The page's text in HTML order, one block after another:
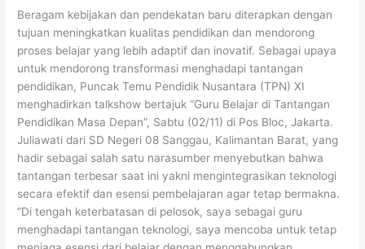
Beragam kebijakan dan pendekatan baru diterapkan dengan
tujuan meningkatkan kualitas pendidikan dan mendorong
proses belajar yang lebih adaptif dan inovatif. Sebagai upaya
untuk mendorong transformasi menghadapi tantangan
pendidikan, Puncak Temu Pendidik Nusantara (TPN) XI
menghadirkan talkshow bertajuk “Guru Belajar di Tantangan
Pendidikan Masa Depan”, Sabtu (02/11) di Pos Bloc, Jakarta.
Juliawati dari SD Negeri 08 Sanggau, Kalimantan Barat, yang
hadir sebagai salah satu narasumber menyebutkan bahwa
tantangan terbesar saat ini yakni mengintegrasikan teknologi
secara efektif dan esensi pembelajaran agar tetap bermakna.
“Di tengah keterbatasan di pelosok, saya sebagai guru
menghadapi tantangan teknologi, saya mencoba untuk tetap
Depan